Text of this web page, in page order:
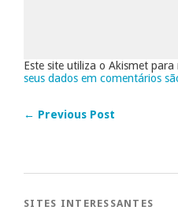
Este site utiliza o Akismet para
seus dados em comentários
← Previous Post
SITES INTERESSANTES